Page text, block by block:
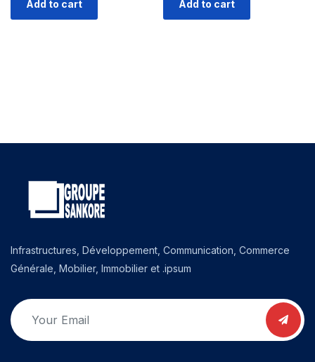
Add to cart Add to cart
Infrastructures, Développement, Communication, Commerce
Générale, Mobilier, Immobilier et .ipsum